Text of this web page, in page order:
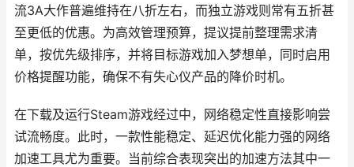
流3A大作普遍维持在八折左右，而独立游戏则常有五折甚
至更低的优惠。为高效管理预算，提议提前整理需求清
单，按优先级排序，并将目标游戏加入梦想单，同时启用
价格提醒功能，确保不有失心仪产品的降价时机。
在下载及运行Steam游戏经过中，网络稳定性直接影响尝
试流畅度。此时，一款性能稳定、延迟优化能力强的网络
加速工具尤为重要。当前综合表现突出的加速方法其中一